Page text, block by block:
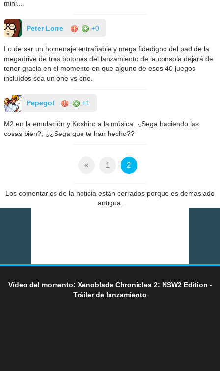
mini...
Peter Lorre +0
Lo de ser un homenaje entrañable y mega fidedigno del pad de la
megadrive de tres botones del lanzamiento de la consola dejará de
tener gracia en el momento en que alguno de esos 40 juegos
incluídos sea un one vs one.
Pepegol +1
M2 en la emulación y Koshiro a la música. ¿Sega haciendo las
cosas bien?, ¿¿Sega que te han hecho??
« 1 2
Los comentarios de la noticia están cerrados porque es demasiado
antigua.
Vídeo del momento: Xenoblade Chronicles 2: NSW2 Edition -
Tráiler de lanzamiento